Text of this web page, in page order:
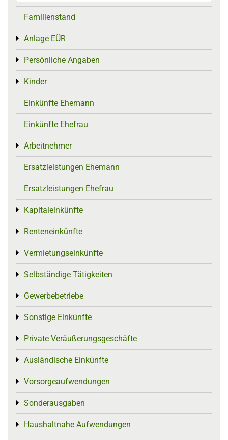
Familienstand
Anlage EÜR
Toggle menu
Persönliche Angaben
Toggle menu
Kinder
Toggle menu
Einkünfte Ehemann
Einkünfte Ehefrau
Arbeitnehmer
Toggle menu
Ersatzleistungen Ehemann
Ersatzleistungen Ehefrau
Kapitaleinkünfte
Toggle menu
Renteneinkünfte
Toggle menu
Vermietungseinkünfte
Toggle menu
Selbständige Tätigkeiten
Toggle menu
Gewerbebetriebe
Toggle menu
Sonstige Einkünfte
Toggle menu
Private Veräußerungsgeschäfte
Toggle menu
Ausländische Einkünfte
Toggle menu
Vorsorgeaufwendungen
Toggle menu
Sonderausgaben
Toggle menu
Haushaltnahe Aufwendungen
Toggle menu